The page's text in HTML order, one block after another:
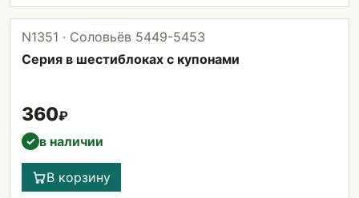
N1351 · Соловьёв 5449-5453
Серия в шестиблоках с купонами
360₽
✓ в наличии
В корзину